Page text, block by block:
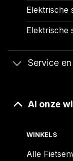
Elektrische
Elektrische
Service
Al onze
WINKELS
Alle